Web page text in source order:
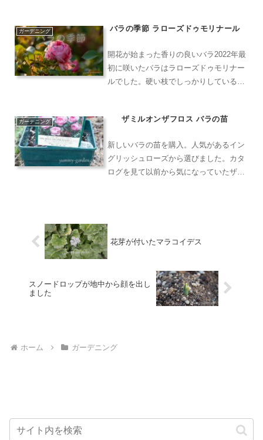
月の中頃から2月にかけての時期に地植
ガーデニング バラの季節 ラローズドゥモリナール
開花が始まった香りの良いバラ2022年最
初に咲いたバラはラローズドゥモリナー
ルでした。硬い枝でしっかりしているの
雨だけじゃなく強い風に吹かれて花は傷
ガーデニング ザミルオンザフロス バラの苗
新しいバラの苗を購入。人気があるイン
グリッシュローズから選びました。カタ
ログを見て以前から気になっていたザ・
中輪のカップ咲きそして房...
花芽が付いたマラコイデス
スノードロップが地中から顔を出し
ました
ホーム ガーデニング